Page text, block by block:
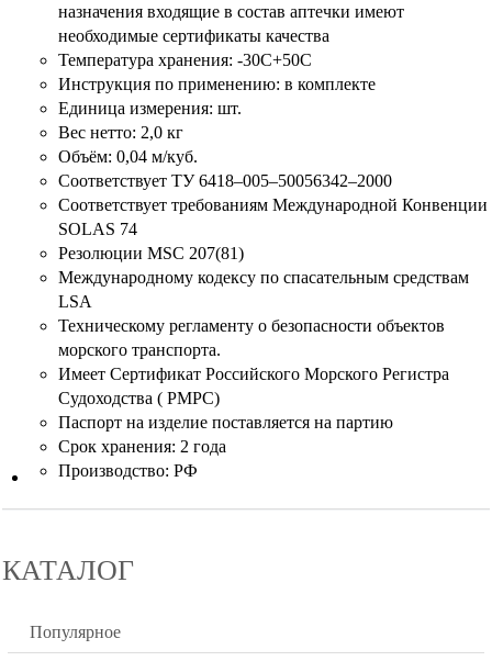
назначения входящие в состав аптечки имеют
необходимые сертификаты качества
Температура хранения: -30С+50С
Инструкция по применению: в комплекте
Единица измерения: шт.
Вес нетто: 2,0 кг
Объём: 0,04 м/куб.
Соответствует ТУ 6418–005–50056342–2000
Соответствует требованиям Международной Конвенции
SOLAS 74
Резолюции MSC 207(81)
Международному кодексу по спасательным средствам
LSA
Техническому регламенту о безопасности объектов
морского транспорта.
Имеет Сертификат Российского Морского Регистра
Судоходства ( РМРС)
Паспорт на изделие поставляется на партию
Срок хранения: 2 года
Производство: РФ
КАТАЛОГ
Популярное